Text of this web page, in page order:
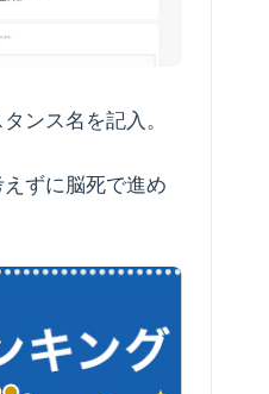
ンス名を記入。
ずに脳死で進め